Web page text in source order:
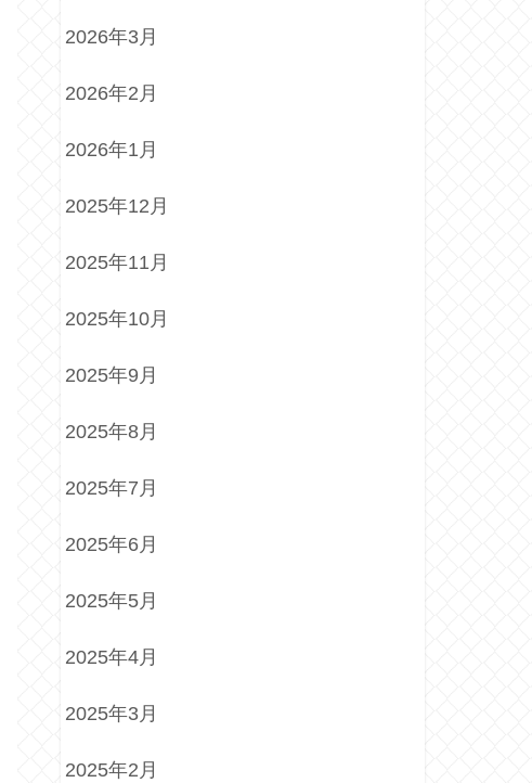
2026年3月
2026年2月
2026年1月
2025年12月
2025年11月
2025年10月
2025年9月
2025年8月
2025年7月
2025年6月
2025年5月
2025年4月
2025年3月
2025年2月